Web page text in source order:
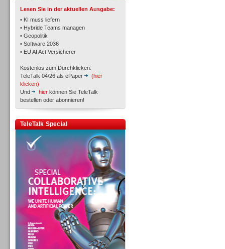
Lesen Sie in der aktuellen Ausgabe:
• KI muss liefern
• Hybride Teams managen
• Geopolitik
• Software 2036
• EU AI Act Versicherer
Kostenlos zum Durchklicken:
TeleTalk 04/26 als ePaper
(hier
klicken)
Und
hier können Sie TeleTalk
bestellen oder abonnieren!
TeleTalk Special
Workforce-Management
Personal
Personal
Inbound